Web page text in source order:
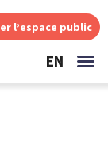
l’espace public
EN